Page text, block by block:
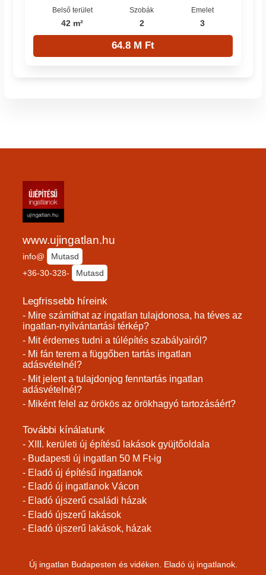
Belső terület
42 m²
Szobák
2
Emelet
3
64.8 M Ft
www.ujingatlan.hu
info@
Mutasd
+36-30-328-
Mutasd
Legfrissebb híreink
- Mire számíthat az ingatlan tulajdonosa, ha téves az
ingatlan-nyilvántartási térkép?
- Mit érdemes tudni a túlépítés szabályairól?
- Mi fán terem a függőben tartás ingatlan
adásvételnél?
- Mit jelent a tulajdonjog fenntartás ingatlan
adásvételnél?
- Miként felel az örökös az örökhagyó tartozásáért?
További kínálatunk
- XIII. kerületi új építésű lakások gyüjtőoldala
- Budapesti új ingatlan 50 M Ft-ig
- Eladó új építésű ingatlanok
- Eladó új ingatlanok Vácon
- Eladó újszerű családi házak
- Eladó újszerű lakások
- Eladó újszerű lakások, házak
Új ingatlan Budapesten és vidéken. Eladó új ingatlanok.